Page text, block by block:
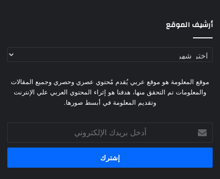
أرشيف الموقع
أرشيف
موقع المعلومة هو موقع عربي يُقدم مُحتوي عصري وحصري وجميع المقالات
والمعلومات تم التحقق منها، هدفنا هو إثراء المحتوي العربي علي الإنترنت
وتقديم المعلومة في أبسط صورها.
بريدك
الإلكتروني